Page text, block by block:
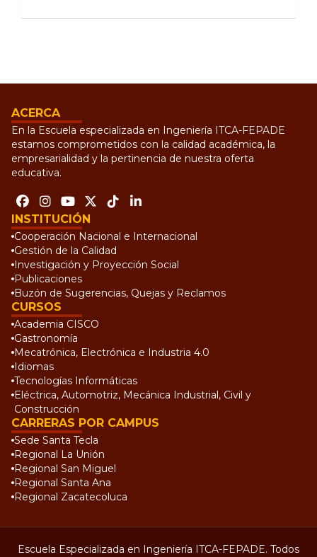
ACERCA
En la Escuela especializada en Ingeniería ITCA-FEPADE
estamos comprometidos con la calidad académica, la
empresarialidad y la pertinencia de nuestra oferta
educativa.
INSTITUCIÓN
Cooperación Nacional e Internacional
Gestión de la Calidad
Investigación y Proyección Social
Publicaciones
Buzón de Sugerencias, Quejas y Reclamos
CURSOS
Academia CISCO
Gastronomía
Mecatrónica, Electrónica e Industria 4.0
Idiomas
Tecnologías Informáticas
Eléctrica, Automotriz, Mecánica Industrial, Civil y
Construcción
CARRERAS POR CAMPUS
Sede Santa Tecla
Regional La Unión
Regional San Miguel
Regional Santa Ana
Regional Zacatecoluca
Escuela Especializada en Ingeniería ITCA-FEPADE. Todos